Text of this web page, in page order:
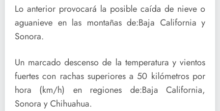
Lo anterior provocará la posible caída de nieve o
aguanieve en las montañas de:Baja California y
Sonora.
Un marcado descenso de la temperatura y vientos
fuertes con rachas superiores a 50 kilómetros por
hora (km/h) en regiones de:Baja California,
Sonora y Chihuahua.